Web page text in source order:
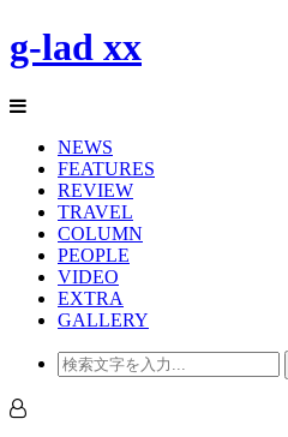
g-lad xx
NEWS
FEATURES
REVIEW
TRAVEL
COLUMN
PEOPLE
VIDEO
EXTRA
GALLERY